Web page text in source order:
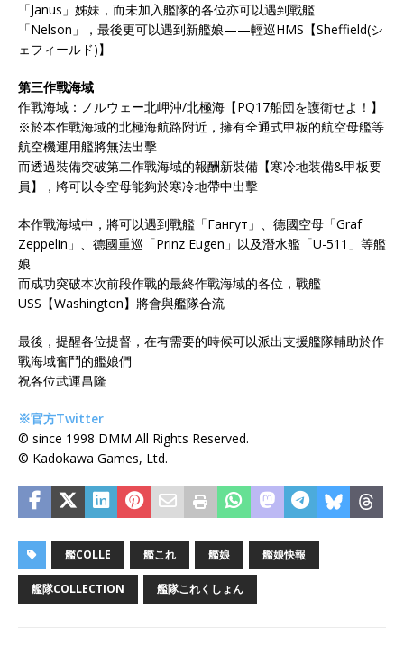
「Janus」姊妹，而未加入艦隊的各位亦可以遇到戰艦
「Nelson」，最後更可以遇到新艦娘——輕巡HMS【Sheffield(シ
ェフィールド)】
第三作戰海域
作戰海域：ノルウェー北岬沖/北極海【PQ17船団を護衛せよ！】
※於本作戰海域的北極海航路附近，擁有全通式甲板的航空母艦等
航空機運用艦將無法出擊
而透過裝備突破第二作戰海域的報酬新裝備【寒冷地装備&甲板要
員】，將可以令空母能夠於寒冷地帶中出擊
本作戰海域中，將可以遇到戰艦「Гангут」、德國空母「Graf
Zeppelin」、德國重巡「Prinz Eugen」以及潛水艦「U-511」等艦
娘
而成功突破本次前段作戰的最終作戰海域的各位，戰艦
USS【Washington】將會與艦隊合流
最後，提醒各位提督，在有需要的時候可以派出支援艦隊輔助於作
戰海域奮鬥的艦娘們
祝各位武運昌隆
※官方Twitter
© since 1998 DMM All Rights Reserved.
© Kadokawa Games, Ltd.
艦COLLE 艦これ 艦娘 艦娘快報
艦隊COLLECTION 艦隊これくしょん